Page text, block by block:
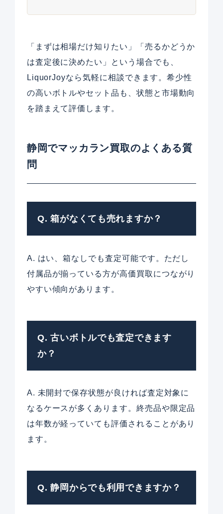
「まずは相場だけ知りたい」「売るかどうか
は査定後に決めたい」という場合でも、
LiquorJoyなら気軽に相談できます。希少性
の高いボトルやセット品も、状態と市場動向
を踏まえて評価します。
静岡でマッカラン買取のよくある質
問
Q. 箱がなくても売れますか？
A. はい、箱なしでも査定可能です。ただし
付属品が揃っている方が高価買取につながり
やすい傾向があります。
Q. 古いボトルでも査定できます
か？
A. 未開封で保存状態が良ければ査定対象に
なるケースが多くあります。終売品や限定品
は年数が経っていても評価されることがあり
ます。
Q. 静岡からでも利用できますか？